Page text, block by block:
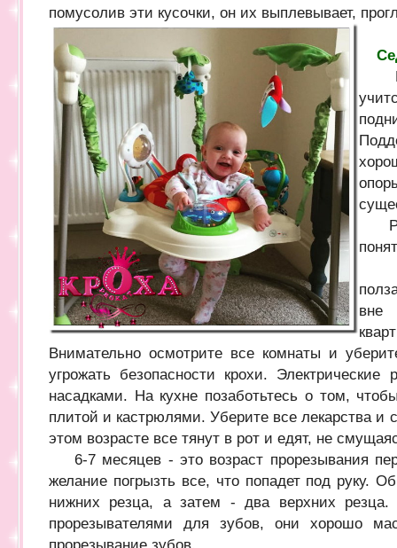
помусолив эти кусочки, он их выплевывает,
вне
Внимательно осмотрите все комнаты и
угрожать безопасности крохи. Электрические
насадками. На кухне позаботьтесь о том,
плитой и кастрюлями. Уберите все лекарства и
этом возрасте все тянут в рот и едят, не
6-7 месяцев - это возраст прорезывания
желание погрызть все, что попадет под руку.
нижних резца, а затем - два верхних резца.
прорезывателями для зубов, они хорошо
прорезывание зубов.